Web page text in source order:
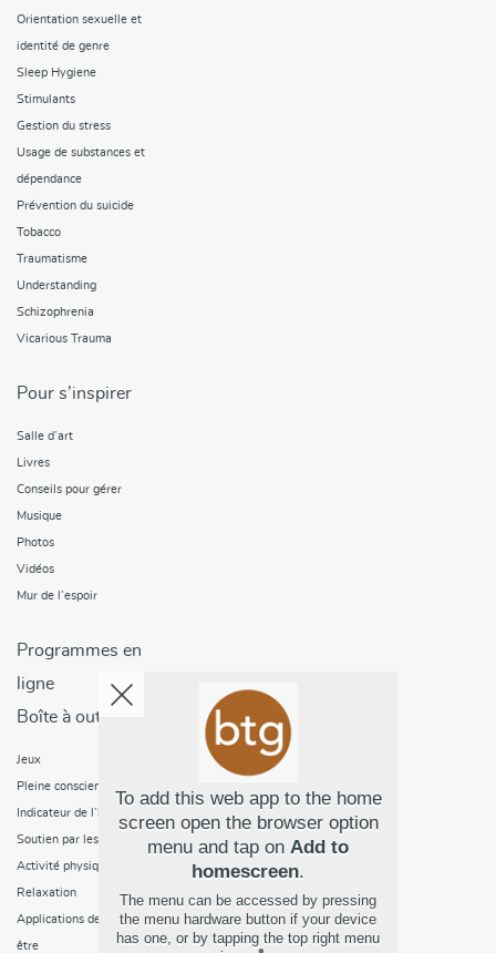
Orientation sexuelle et
identité de genre
Sleep Hygiene
Stimulants
Gestion du stress
Usage de substances et
dépendance
Prévention du suicide
Tobacco
Traumatisme
Understanding
Schizophrenia
Vicarious Trauma
Pour s’inspirer
Salle d’art
Livres
Conseils pour gérer
Musique
Photos
Vidéos
Mur de l’espoir
Programmes en
ligne
Boîte à outils
Jeux
Pleine conscience
Indicateur de l’humeur
Soutien par les pairs
Activité physique
Relaxation
Applications de mieux-
être
To add this web app to the home
screen open the browser option
menu and tap on Add to
homescreen.
The menu can be accessed by pressing
the menu hardware button if your device
has one, or by tapping the top right menu